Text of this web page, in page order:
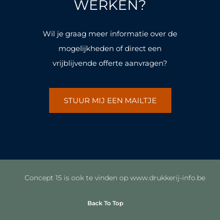
m
WERKEN?
Wil je graag meer informatie over de
mogelijkheden of direct een
vrijblijvende offerte aanvragen?
STUUR MIJ EEN MAILTJE
Concept 15 is ook te vinden op www.drukkerij-info.be
Back To Top